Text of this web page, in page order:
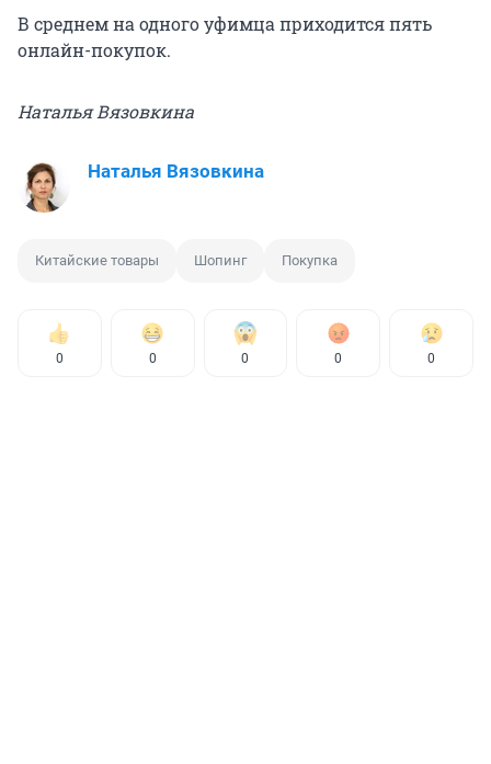
В среднем на одного уфимца приходится пять
онлайн-покупок.
Наталья Вязовкина
Наталья Вязовкина
Китайские товары Шопинг Покупка
0 0 0 0 0